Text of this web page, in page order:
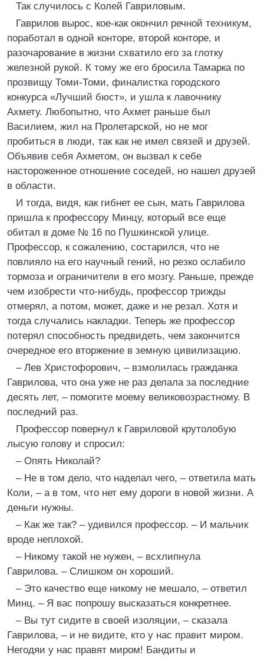
Так случилось с Колей Гавриловым.
Гаврилов вырос, кое-как окончил речной техникум,
поработал в одной конторе, второй конторе, и
разочарование в жизни схватило его за глотку
железной рукой. К тому же его бросила Тамарка по
прозвищу Томи-Томи, финалистка городского
конкурса «Лучший бюст», и ушла к лавочнику
Ахмету. Любопытно, что Ахмет раньше был
Василием, жил на Пролетарской, но не мог
пробиться в люди, так как не имел связей и друзей.
Объявив себя Ахметом, он вызвал к себе
настороженное отношение соседей, но нашел друзей
в области.
И тогда, видя, как гибнет ее сын, мать Гаврилова
пришла к профессору Минцу, который все еще
обитал в доме № 16 по Пушкинской улице.
Профессор, к сожалению, состарился, что не
повлияло на его научный гений, но резко ослабило
тормоза и ограничители в его мозгу. Раньше, прежде
чем изобрести что-нибудь, профессор трижды
отмерял, а потом, может, даже и не резал. Хотя и
тогда случались накладки. Теперь же профессор
потерял способность предвидеть, чем закончится
очередное его вторжение в земную цивилизацию.
– Лев Христофорович, – взмолилась гражданка
Гаврилова, что она уже не раз делала за последние
десять лет, – помогите моему великовозрастному. В
последний раз.
Профессор повернул к Гавриловой крутолобую
лысую голову и спросил:
– Опять Николай?
– Не в том дело, что наделал чего, – ответила мать
Коли, – а в том, что нет ему дороги в новой жизни. А
деньги нужны.
– Как же так? – удивился профессор. – И мальчик
вроде неплохой.
– Никому такой не нужен, – всхлипнула
Гаврилова. – Слишком он хороший.
– Это качество еще никому не мешало, – ответил
Минц. – Я вас попрошу высказаться конкретнее.
– Вы тут сидите в своей изоляции, – сказала
Гаврилова, – и не видите, кто у нас правит миром.
Негодяи у нас правят миром! Бандиты и